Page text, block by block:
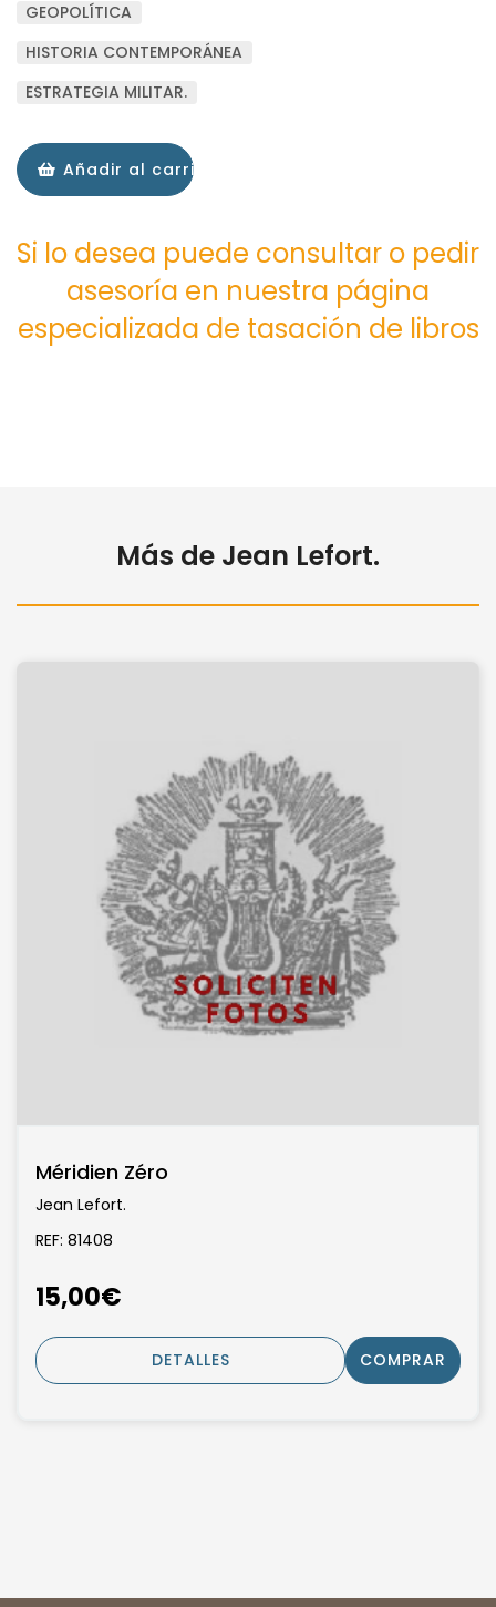
GEOPOLÍTICA
HISTORIA CONTEMPORÁNEA
ESTRATEGIA MILITAR.
Añadir al carrito
Si lo desea puede consultar o pedir
asesoría en nuestra página
especializada de tasación de libros
Más de Jean Lefort.
Méridien Zéro
Jean Lefort.
REF: 81408
15,00€
DETALLES COMPRAR